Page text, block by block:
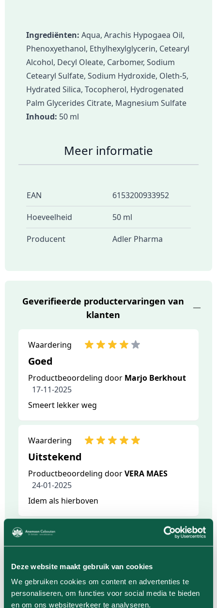
Deze website maakt gebruik van cookies
We gebruiken cookies om content en advertenties te
personaliseren, om functies voor social media te bieden
en om ons websiteverkeer te analyseren.
Ingrediënten: Aqua, Arachis Hypogaea Oil,
Phenoxyethanol, Ethylhexylglycerin, Cetearyl
Alcohol, Decyl Oleate, Carbomer, Sodium
Cetearyl Sulfate, Sodium Hydroxide, Oleth-5,
Hydrated Silica, Tocopherol, Hydrogenated
Palm Glycerides Citrate, Magnesium Sulfate
Inhoud: 50 ml
Meer informatie
EAN 6153200933952
Hoeveelheid 50 ml
Producent Adler Pharma
Geverifieerde productervaringen van
klanten
Waardering
Goed
Productbeoordeling door Marjo Berkhout
17-11-2025
Smeert lekker weg
Waardering
Uitstekend
Productbeoordeling doorVERA MAES
24-01-2025
Idem als hierboven
Waardering
10-12-2021
Zeer goed product